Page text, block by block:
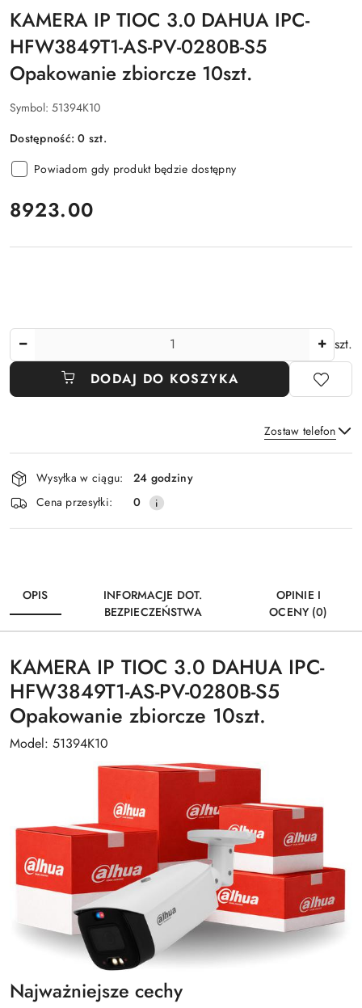
KAMERA IP TIOC 3.0 DAHUA IPC-
HFW3849T1-AS-PV-0280B-S5
Opakowanie zbiorcze 10szt.
Symbol: 51394K10
Dostępność:0 szt.
Powiadom gdy produkt będzie dostępny
cena:
8923.00
szt.
DODAJ DO KOSZYKA
Zostaw telefon
Wyślij
Dostępność
i
dostawa
Wysyłka w ciągu:
24 godziny
Cena przesyłki:
0
OPIS
INFORMACJE DOT.
BEZPIECZEŃSTWA
OPINIE I
OCENY (0)
KAMERA IP TIOC 3.0 DAHUA IPC-
HFW3849T1-AS-PV-0280B-S5
Opakowanie zbiorcze 10szt.
Model: 51394K10
Najważniejsze cechy